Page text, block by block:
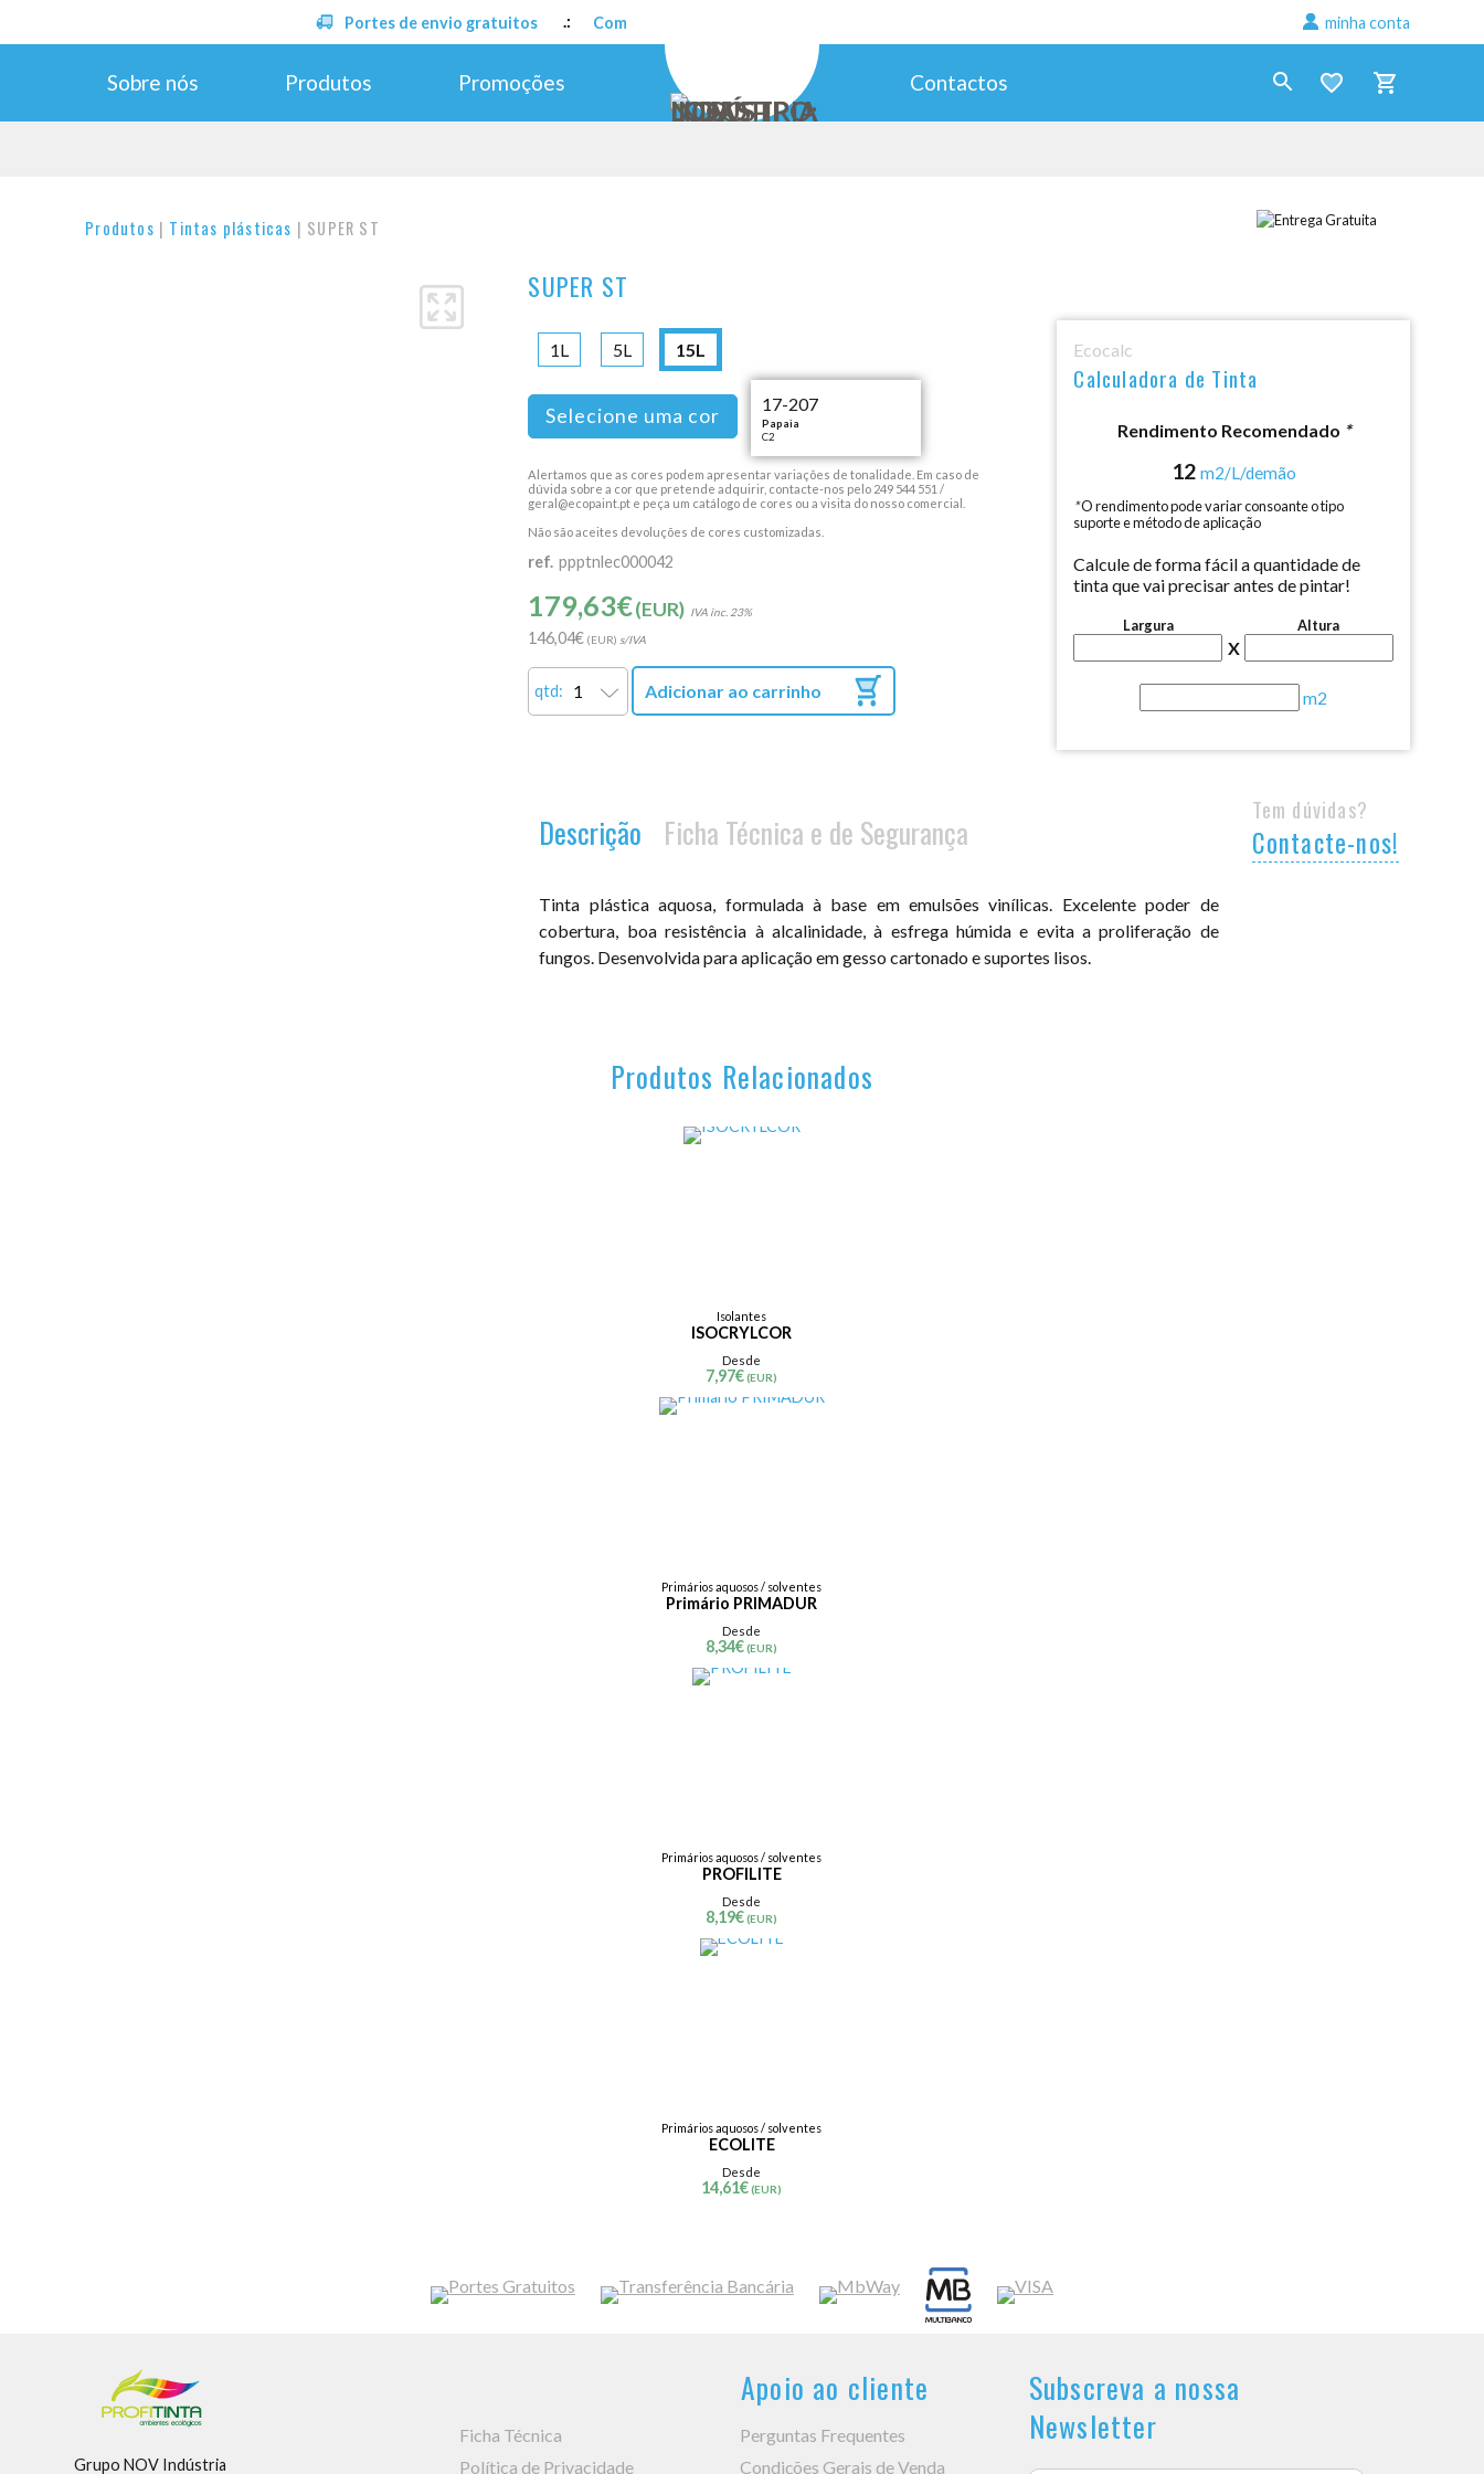
Portes de envio gratuitos Compre já e recebe a partir de 24h. minha conta
Sobre nós Produtos Promoções Contactos
Produtos | Tintas plásticas | SUPER ST
SUPER ST
1L 5L 15L
Selecione uma cor
17-207
Papaia
C2
Alertamos que as cores podem apresentar variações de tonalidade. Em caso de
dúvida sobre a cor que pretende adquirir, contacte-nos pelo 249 544 551 /
geral@ecopaint.pt e peça um catálogo de cores ou a visita do nosso comercial.
Não são aceites devoluções de cores customizadas.
ref. ppptnlec000042
179,63€(EUR) 23%
146,04€ (EUR)
qtd: Adicionar ao carrinho
Ecocalc
Calculadora de Tinta
Rendimento Recomendado *
12 m2/L/demão
*O rendimento pode variar consoante o tipo
suporte e método de aplicação
Calcule de forma fácil a quantidade de
tinta que vai precisar antes de pintar!
Largura
X
Altura
m2
Descrição Ficha Técnica e de Segurança
Tinta plástica aquosa, formulada à base em emulsões vinílicas. Excelente poder de
cobertura, boa resistência à alcalinidade, à esfrega húmida e evita a proliferação de
fungos. Desenvolvida para aplicação em gesso cartonado e suportes lisos.
Tem dúvidas?
Contacte-nos!
Produtos Relacionados
Isolantes
ISOCRYLCOR
Desde
7,97€ (EUR)
Primários aquosos / solventes
Primário PRIMADUR
Desde
8,34€ (EUR)
Primários aquosos / solventes
PROFILITE
Desde
8,19€ (EUR)
Primários aquosos / solventes
ECOLITE
Desde
14,61€ (EUR)
Grupo NOV Indústria
Ficha Técnica
Política de Privacidade
Apoio ao cliente
Perguntas Frequentes
Condições Gerais de Venda
Subscreva a nossa
Newsletter